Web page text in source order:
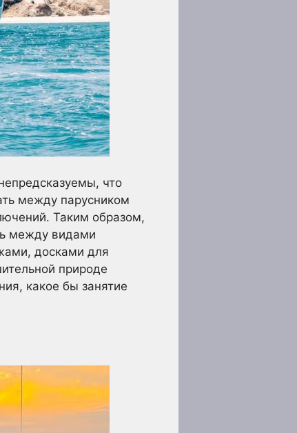
что
между парусником
Таким образом,
между видами
досками для
природе
какое бы занятие